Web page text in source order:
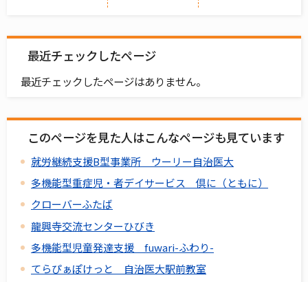
最近チェックしたページ
最近チェックしたページはありません。
このページを見た人はこんなページも見ています
就労継続支援B型事業所 ウーリー自治医大
多機能型重症児・者デイサービス 倶に（ともに）
クローバーふたば
龍興寺交流センターひびき
多機能型児童発達支援 fuwari-ふわり-
てらぴぁぽけっと 自治医大駅前教室